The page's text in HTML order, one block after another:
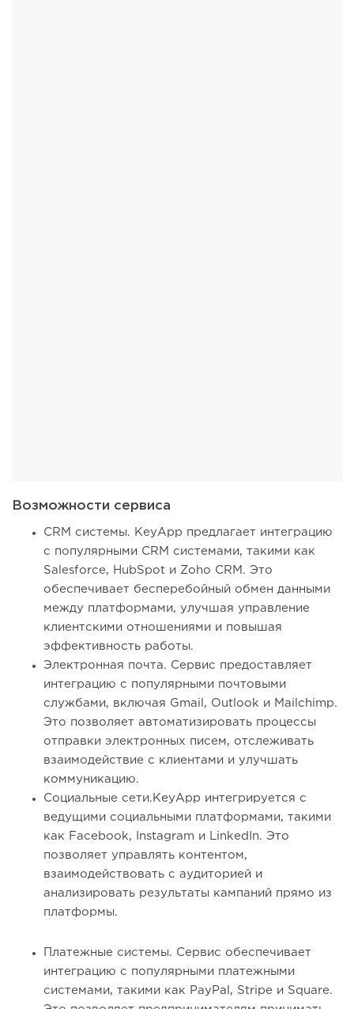
Возможности сервиса
CRM системы. KeyApp предлагает интеграцию
с популярными CRM системами, такими как
Salesforce, HubSpot и Zoho CRM. Это
обеспечивает бесперебойный обмен данными
между платформами, улучшая управление
клиентскими отношениями и повышая
эффективность работы.
Электронная почта. Сервис предоставляет
интеграцию с популярными почтовыми
службами, включая Gmail, Outlook и Mailchimp.
Это позволяет автоматизировать процессы
отправки электронных писем, отслеживать
взаимодействие с клиентами и улучшать
коммуникацию.
Социальные сети.KeyApp интегрируется с
ведущими социальными платформами, такими
как Facebook, Instagram и LinkedIn. Это
позволяет управлять контентом,
взаимодействовать с аудиторией и
анализировать результаты кампаний прямо из
платформы.
Платежные системы. Сервис обеспечивает
интеграцию с популярными платежными
системами, такими как PayPal, Stripe и Square.